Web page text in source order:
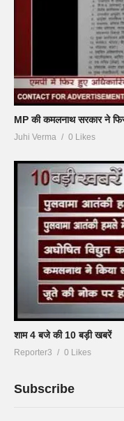
MP की कमलनाथ सरकार ने
Juhi Verma 0 Likes
शाम 4 बजे की 10 बड़ी खबरें
Reporter3 0 Likes
Subscribe